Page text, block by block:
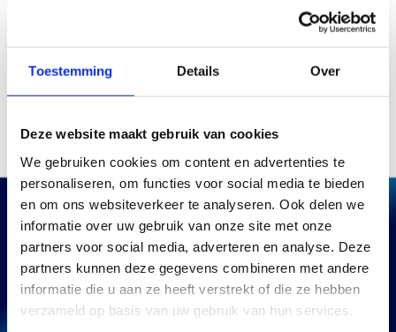
Toestemming Details Over
Deze website maakt gebruik van cookies
We gebruiken cookies om content en advertenties te
personaliseren, om functies voor social media te bieden
en om ons websiteverkeer te analyseren. Ook delen we
informatie over uw gebruik van onze site met onze
partners voor social media, adverteren en analyse. Deze
partners kunnen deze gegevens combineren met andere
informatie die u aan ze heeft verstrekt of die ze hebben
verzameld op basis van uw gebruik van hun services.
Rembert Groenman, Algemeen directeur